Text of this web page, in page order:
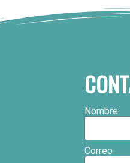
Nombre
Correo